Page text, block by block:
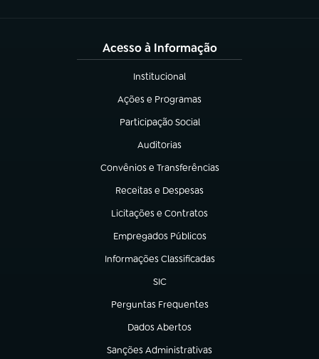
Acesso à Informação
Institucional
(abre em nova aba)
Ações e Programas
(abre em nova aba)
Participação Social
(abre em nova aba)
Auditorias
(abre em nova aba)
Convênios e Transferências
(abre em nova aba)
Receitas e Despesas
(abre em nova aba)
Licitações e Contratos
(abre em nova aba)
Empregados Públicos
(abre em nova aba)
Informações Classificadas
(abre em nova aba)
SIC
(abre em nova aba)
Perguntas Frequentes
(abre em nova aba)
Dados Abertos
(abre em nova aba)
Sanções Administrativas
(abre em nova aba)